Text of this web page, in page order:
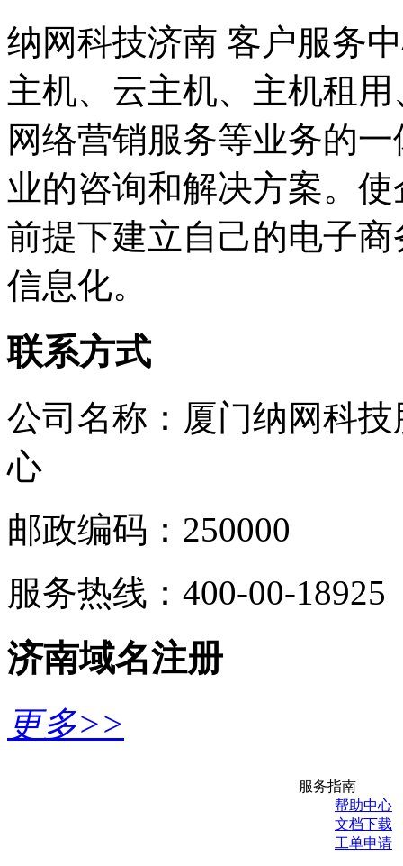
纳网科技济南 客户服务
主机、云主机、主机租
网络营销服务等业务的
业的咨询和解决方案。
前提下建立自己的电子
信息化。
联系方式
公司名称：厦门纳网科
心
邮政编码：250000
服务热线：400-00-18925
济南域名注册
更多>>
服务指南
帮助中心
文档下载
工单申请